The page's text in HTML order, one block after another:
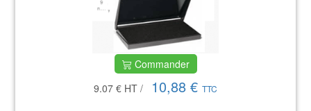
Commander
9.07 € HT / 10,88 € TTC